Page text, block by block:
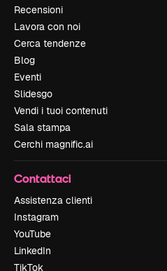
Recensioni
Lavora con noi
Cerca tendenze
Blog
Eventi
Slidesgo
Vendi i tuoi contenuti
Sala stampa
Cerchi magnific.ai
Contattaci
Assistenza clienti
Instagram
YouTube
LinkedIn
TikTok